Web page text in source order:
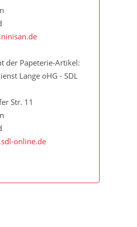
der Papeterie-Artikel:
Lange oHG - SDL
Str. 11
online.de